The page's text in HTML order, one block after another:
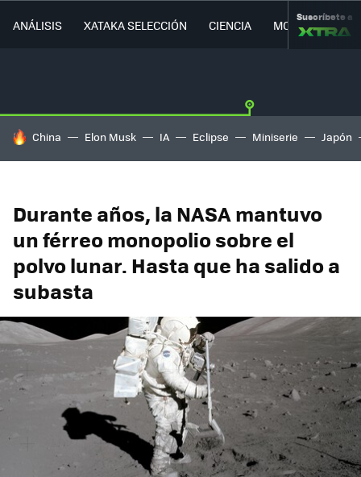
ANÁLISIS XATAKA SELECCIÓN CIENCIA MOVILIDAD
Suscríbete a
HOY SE HABLA DE
China Elon Musk IA Eclipse Miniserie Japón
Durante años, la NASA mantuvo
un férreo monopolio sobre el
polvo lunar. Hasta que ha salido a
subasta